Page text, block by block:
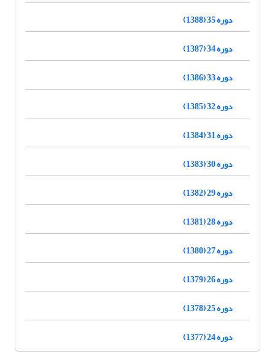
دوره 35 (1388)
دوره 34 (1387)
دوره 33 (1386)
دوره 32 (1385)
دوره 31 (1384)
دوره 30 (1383)
دوره 29 (1382)
دوره 28 (1381)
دوره 27 (1380)
دوره 26 (1379)
دوره 25 (1378)
دوره 24 (1377)